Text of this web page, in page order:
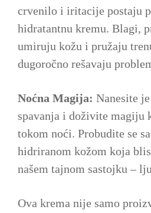
crvenilo i iritacije postaju
hidratantnu kremu. Blagi,
umiruju kožu i pružaju
dugoročno rešavaju
Noćna Magija: Nanesite
spavanja i doživite magiju
tokom noći. Probudite se
hidriranom kožom koja
našem tajnom sastojku –
Ova krema nije samo